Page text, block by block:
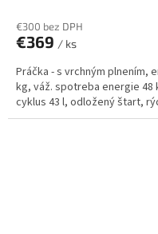
€300 bez DPH
€369 / ks
Práčka - s vrchným plnením,
kg, váž. spotreba energie 48
cyklus 43 l, odložený štart,